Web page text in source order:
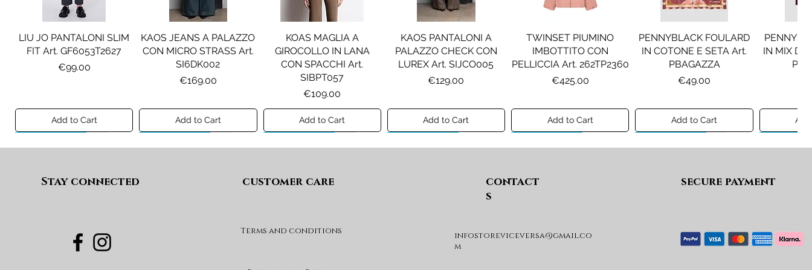
LIU JO PANTALONI SLIM
FIT Art. GF6053T2627
Price
€99.00
Add to Cart
KAOS JEANS A PALAZZO
CON MICRO STRASS Art.
SI6DK002
Price
€169.00
Add to Cart
KOAS MAGLIA A
GIROCOLLO IN LANA
CON SPACCHI Art.
SIBPT057
Price
€109.00
Add to Cart
KAOS PANTALONI A
PALAZZO CHECK CON
LUREX Art. SIJCO005
Price
€129.00
Add to Cart
TWINSET PIUMINO
IMBOTTITO CON
PELLICCIA Art. 262TP2360
Price
€425.00
Add to Cart
PENNYBLACK FOULARD
IN COTONE E SETA Art.
PBAGAZZA
Price
€49.00
Add to Cart
IN MIX DI
PENNYBLACK BLAZER IN
JERSEY VELLUTO Art.
PENNYBLACK GIACCA
PENNYBLACK JOGGERS
PINKO ANFIBIO MOD. EVA
05 Art. SD0689P001
PINKO STIVALI MOD.
LIU JO MINIGONNA IN
PRINCIPE DI GALLES Art.
LIU JO
Art.
LIU JO SHORT CON
PINCE Art. KF6080T2627
Stay connected customer care
Terms and conditions
contact
s
infostoreviceversa@gmail.co
m
secure payment